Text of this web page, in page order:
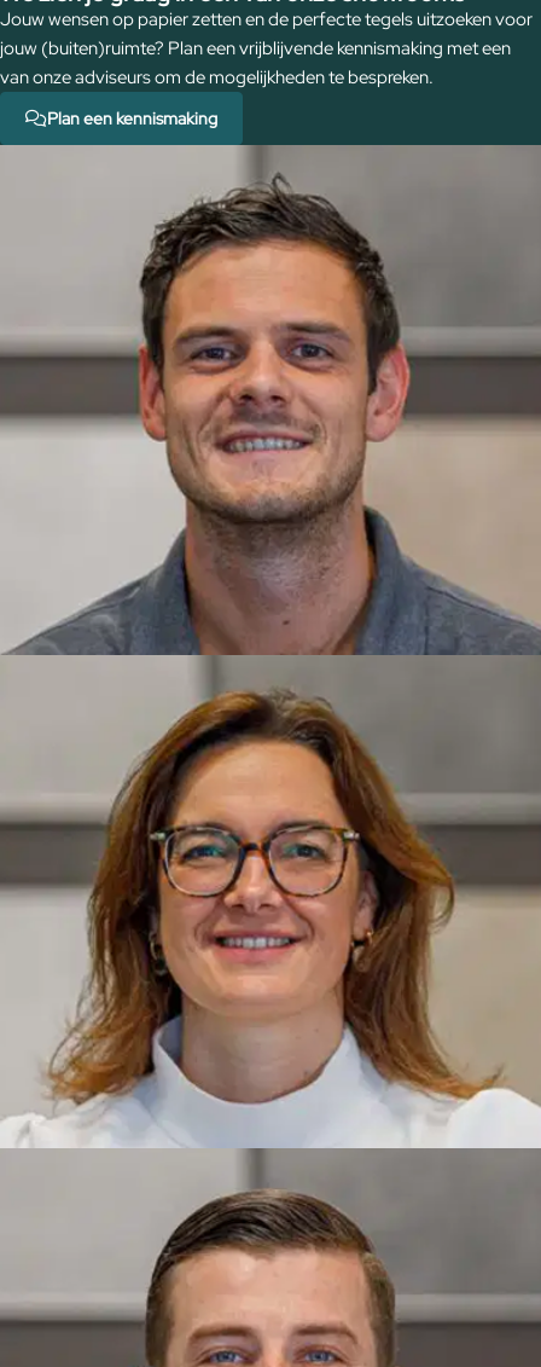
Jouw wensen op papier zetten en de perfecte tegels uitzoeken voor
jouw (buiten)ruimte? Plan een vrijblijvende kennismaking met een
van onze adviseurs om de mogelijkheden te bespreken.
Plan een kennismaking